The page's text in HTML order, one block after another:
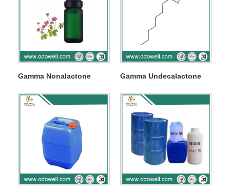
Gamma Nonalactone Gamma Undecalactone